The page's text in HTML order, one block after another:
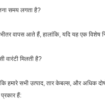
समय लगता है?
वापस आते हैं, हालांकि, यदि यह एक विशेष
वारंटी मिलती है?
हमारे सभी उत्पाद, तार केबल्स, और अधिक
हैं: